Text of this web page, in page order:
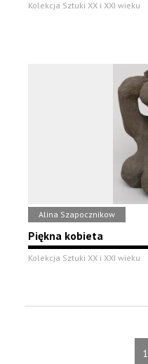
Kolekcja Sztuki XX i XXI wieku
Alina Szapocznikow
Piękna kobieta
Kolekcja Sztuki XX i XXI wieku
1